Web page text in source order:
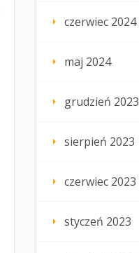
czerwiec 2024
maj 2024
grudzień 2023
sierpień 2023
czerwiec 2023
styczeń 2023